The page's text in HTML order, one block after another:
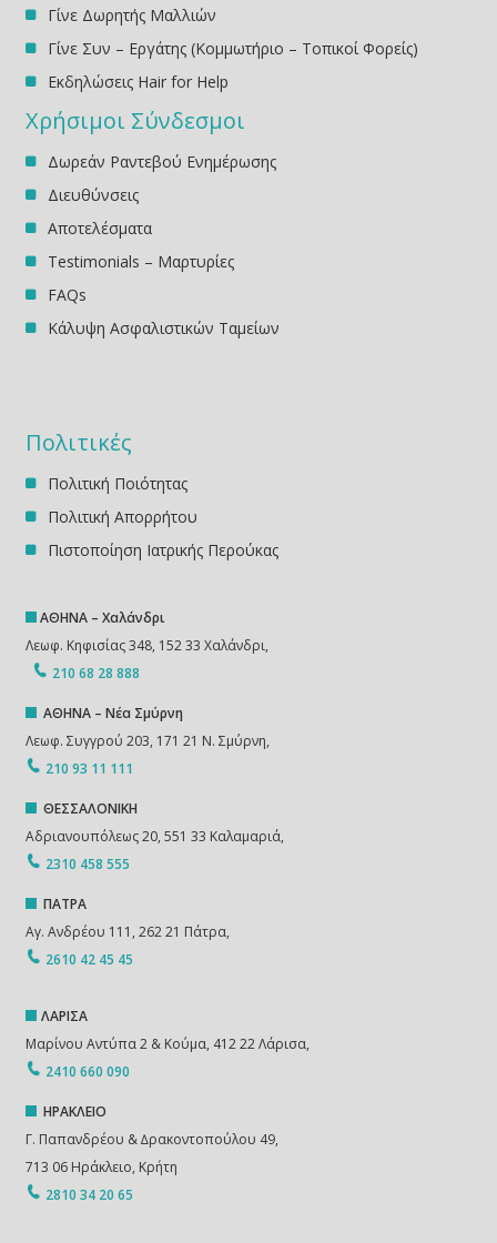
Γίνε Δωρητής Μαλλιών
Γίνε Συν – Εργάτης (Κομμωτήριο – Τοπικοί Φορείς)
Εκδηλώσεις Ηair for Help
Χρήσιμοι Σύνδεσμοι
Δωρεάν Ραντεβού Ενημέρωσης
Διευθύνσεις
Αποτελέσματα
Testimonials – Μαρτυρίες
FAQs
Κάλυψη Ασφαλιστικών Ταμείων
Πολιτικές
Πολιτική Ποιότητας
Πολιτική Απορρήτου
Πιστοποίηση Ιατρικής Περούκας
ΑΘΗΝΑ – Χαλάνδρι
Λεωφ. Κηφισίας 348, 152 33 Χαλάνδρι,
210 68 28 888
ΑΘΗΝΑ – Νέα Σμύρνη
Λεωφ. Συγγρού 203, 171 21 Ν. Σμύρνη,
210 93 11 111
ΘΕΣΣΑΛΟΝΙΚΗ
Αδριανουπόλεως 20, 551 33 Καλαμαριά,
2310 458 555
ΠΑΤΡΑ
Αγ. Ανδρέου 111, 262 21 Πάτρα,
2610 42 45 45
ΛΑΡΙΣΑ
Μαρίνου Αντύπα 2 & Κούμα, 412 22 Λάρισα,
2410 660 090
ΗΡΑΚΛΕΙΟ
Γ. Παπανδρέου & ∆ρακοντοπούλου 49,
713 06 Ηράκλειο, Κρήτη
2810 34 20 65